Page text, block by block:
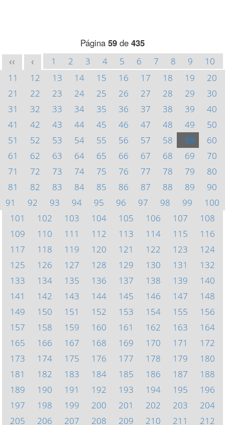
Página 59 de 435
<< < 1 2 3 4 5 6 7 8 9
10
11
12 13 14 15 16 17 18 19
20
21
22 23 24 25 26 27 28 29
30
31
32 33 34 35 36 37 38 39
40
41
42 43 44 45 46 47 48 49
50
51
52 53 54 55 56 57 58 59
60
61
62 63 64 65 66 67 68 69
70
71
72 73 74 75 76 77 78 79
80
81
82 83 84 85 86 87 88 89
90
91
92 93 94 95 96 97 98 99
100
101
102 103 104 105 106 107
108
109
110 111 112 113 114 115
116
117
118 119 120 121 122 123
124
125
126 127 128 129 130 131
132
133
134 135 136 137 138 139
140
141
142 143 144 145 146 147
148
149
150 151 152 153 154 155
156
157
158 159 160 161 162 163
164
165
166 167 168 169 170 171
172
173
174 175 176 177 178 179
180
181
182 183 184 185 186 187
188
189
190 191 192 193 194 195
196
197
198 199 200 201 202 203
204
205
206 207 208 209 210 211 212